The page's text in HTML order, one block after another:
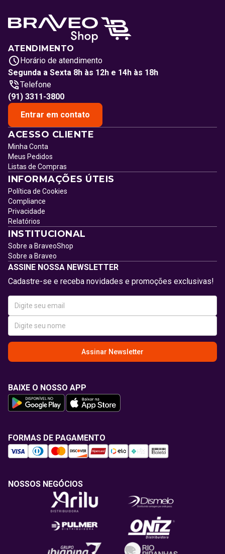
ATENDIMENTO
Horário de atendimento
Segunda a Sexta 8h às 12h e 14h às 18h
Telefone
(91) 3311-3800
Entrar em contato
ACESSO CLIENTE
Minha Conta
Meus Pedidos
Listas de Compras
INFORMAÇÕES ÚTEIS
Política de Cookies
Compliance
Privacidade
Relatórios
INSTITUCIONAL
Sobre a BraveoShop
Sobre a Braveo
ASSINE NOSSA NEWSLETTER
Cadastre-se e receba novidades e promoções exclusivas!
Assinar Newsletter
BAIXE O NOSSO APP
FORMAS DE PAGAMENTO
NOSSOS NEGÓCIOS